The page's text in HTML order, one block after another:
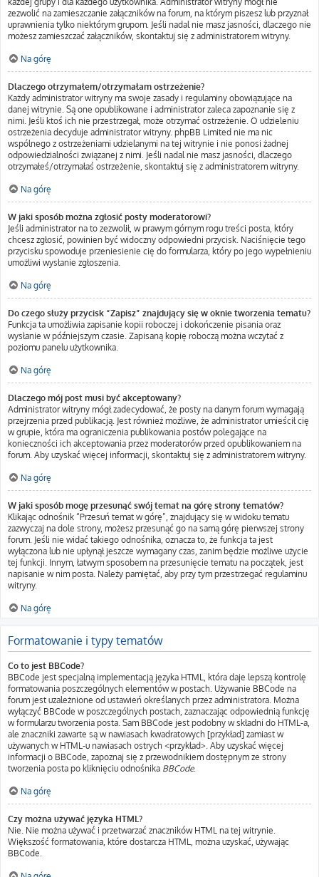
zezwolić na zamieszczanie załączników na forum, na którym piszesz lub przyznał
uprawnienia tylko niektórym grupom. Jeśli nadal nie masz jasności, dlaczego nie
możesz zamieszczać załączników, skontaktuj się z administratorem witryny.
Na górę
Dlaczego otrzymałem/otrzymałam ostrzeżenie?
Każdy administrator witryny ma swoje zasady i regulaminy obowiązujące na
danej witrynie. Są one opublikowane i administrator zaleca zapoznanie się z
nimi. Jeśli ktoś ich nie przestrzegał, może otrzymać ostrzeżenie. O udzieleniu
ostrzeżenia decyduje administrator witryny. phpBB Limited nie ma nic
wspólnego z ostrzeżeniami udzielanymi na tej witrynie i nie ponosi żadnej
odpowiedzialności związanej z nimi. Jeśli nadal nie masz jasności, dlaczego
otrzymałeś/otrzymałaś ostrzeżenie, skontaktuj się z administratorem witryny.
Na górę
W jaki sposób można zgłosić posty moderatorowi?
Jeśli administrator na to zezwolił, w prawym górnym rogu treści posta, który
chcesz zgłosić, powinien być widoczny odpowiedni przycisk. Naciśnięcie tego
przycisku spowoduje przeniesienie cię do formularza, który po jego wypełnieniu
umożliwi wysłanie zgłoszenia.
Na górę
Do czego służy przycisk “Zapisz” znajdujący się w oknie tworzenia tematu?
Funkcja ta umożliwia zapisanie kopii roboczej i dokończenie pisania oraz
wysłanie w późniejszym czasie. Zapisaną kopię roboczą można wczytać z
poziomu panelu użytkownika.
Na górę
Dlaczego mój post musi być akceptowany?
Administrator witryny mógł zadecydować, że posty na danym forum wymagają
przejrzenia przed publikacją. Jest również możliwe, że administrator umieścił cię
w grupie, która ma ograniczenia publikowania postów polegające na
konieczności ich akceptowania przez moderatorów przed opublikowaniem na
forum. Aby uzyskać więcej informacji, skontaktuj się z administratorem witryny.
Na górę
W jaki sposób mogę przesunąć swój temat na górę strony tematów?
Klikając odnośnik “Przesuń temat w górę”, znajdujący się w widoku tematu
zazwyczaj na dole strony, możesz przesunąć go na samą górę pierwszej strony
forum. Jeśli nie widać takiego odnośnika, oznacza to, że funkcja ta jest
wyłączona lub nie upłynął jeszcze wymagany czas, zanim będzie możliwe użycie
tej funkcji. Innym, łatwym sposobem na przesunięcie tematu na początek, jest
napisanie w nim posta. Należy pamiętać, aby przy tym przestrzegać regulaminu
witryny.
Na górę
Formatowanie i typy tematów
Co to jest BBCode?
BBCode jest specjalną implementacją języka HTML, która daje lepszą kontrolę
formatowania poszczególnych elementów w postach. Używanie BBCode na
forum jest uzależnione od ustawień określanych przez administratora. Można
wyłączyć BBCode w poszczególnych postach, zaznaczając odpowiednią funkcję
w formularzu tworzenia posta. Sam BBCode jest podobny w składni do HTML-a,
ale znaczniki zawarte są w nawiasach kwadratowych [przykład] zamiast w
używanych w HTML-u nawiasach ostrych <przykład>. Aby uzyskać więcej
informacji o BBCode, zapoznaj się z przewodnikiem dostępnym ze strony
tworzenia posta po kliknięciu odnośnika BBCode.
Na górę
Czy można używać języka HTML?
Nie. Nie można używać i przetwarzać znaczników HTML na tej witrynie.
Większość formatowania, które dostarcza HTML, można uzyskać, używając
BBCode.